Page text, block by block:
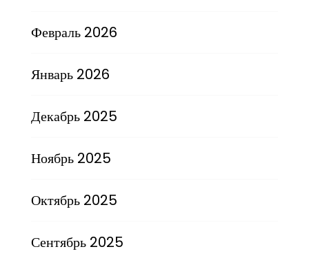
Февраль 2026
Январь 2026
Декабрь 2025
Ноябрь 2025
Октябрь 2025
Сентябрь 2025